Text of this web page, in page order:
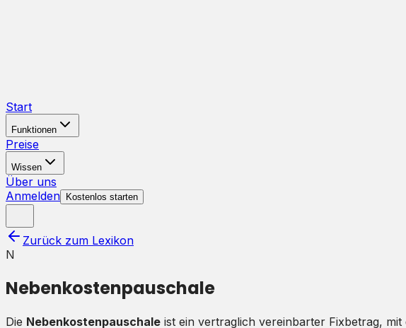
Start
Funktionen
Preise
Wissen
Über uns
Anmelden
Kostenlos starten
Zurück zum Lexikon
N
Nebenkostenpauschale
Die Nebenkostenpauschale ist ein vertraglich vereinbarter Fixbetrag,